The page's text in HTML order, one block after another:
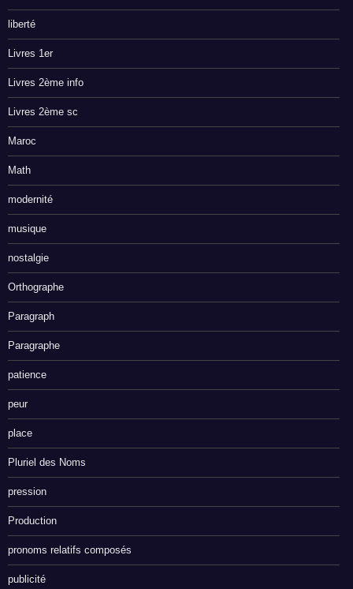
liberté
Livres 1er
Livres 2ème info
Livres 2ème sc
Maroc
Math
modernité
musique
nostalgie
Orthographe
Paragraph
Paragraphe
patience
peur
place
Pluriel des Noms
pression
Production
pronoms relatifs composés
publicité